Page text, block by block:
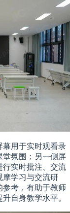
幕用于实时观看录
堂氛围；另一侧屏
行实时批注、交流
摩学习与交流研
参考，有助于教师
自身教学水平。